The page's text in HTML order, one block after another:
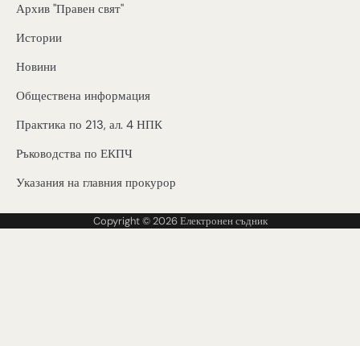
Архив "Правен свят"
Истории
Новини
Обществена информация
Практика по 213, ал. 4 НПК
Ръководства по ЕКПЧ
Указания на главния прокурор
Copyright © 2026Електронен съдник